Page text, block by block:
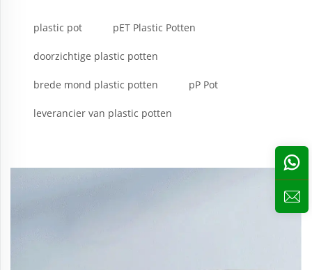
plastic pot pET Plastic Potten
doorzichtige plastic potten
brede mond plastic potten pP Pot
leverancier van plastic potten